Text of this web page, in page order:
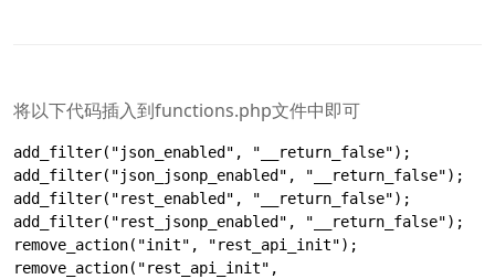
将以下代码插入到functions.php文件中即可
add_filter("json_enabled", "__return_false");
add_filter("json_jsonp_enabled", "__return_false");
add_filter("rest_enabled", "__return_false");
add_filter("rest_jsonp_enabled", "__return_false");
remove_action("init", "rest_api_init");
remove_action("rest_api_init",